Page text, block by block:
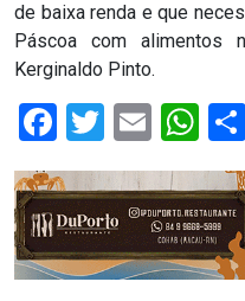
Blog
BRASIL
CÂMARA
DE
GUAMARÉ
de baixa renda e que
Páscoa com alimentos
Kerginaldo Pinto.
Facebook
Twitter
Email